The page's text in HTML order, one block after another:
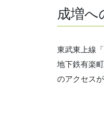
成増へ
東武東上線「
地下鉄有楽
のアクセス